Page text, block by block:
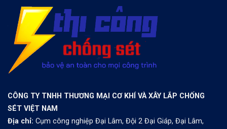
CÔNG TY TNHH THƯƠNG MẠI CƠ KHÍ VÀ XÂY LẮP CHỐNG
SÉT VIỆT NAM
Địa chỉ: Cụm công nghiệp Đại Lâm, Đội 2 Đại Giáp, Đại Lâm,